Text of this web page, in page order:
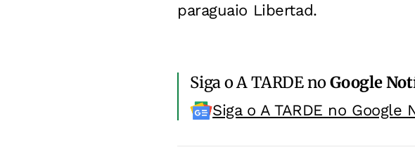
paraguaio Libertad.
Siga o A TARDE noGoogle
Siga o A TARDE no Google